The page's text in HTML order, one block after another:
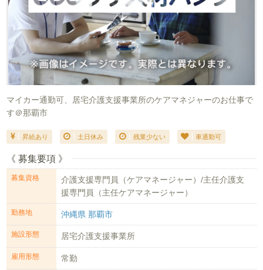
マイカー通勤可、居宅介護支援事業所のケアマネジャーのお仕事で
す＠那覇市
昇給あり 土日休み 残業少ない 車通勤可
《 募集要項 》
募集資格
介護支援専門員（ケアマネージャー）/主任介護支
援専門員（主任ケアマネージャー）
勤務地 沖縄県 那覇市
施設形態 居宅介護支援事業所
雇用形態 常勤